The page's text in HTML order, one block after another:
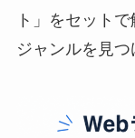
ト」をセット
ジャンルを見つ